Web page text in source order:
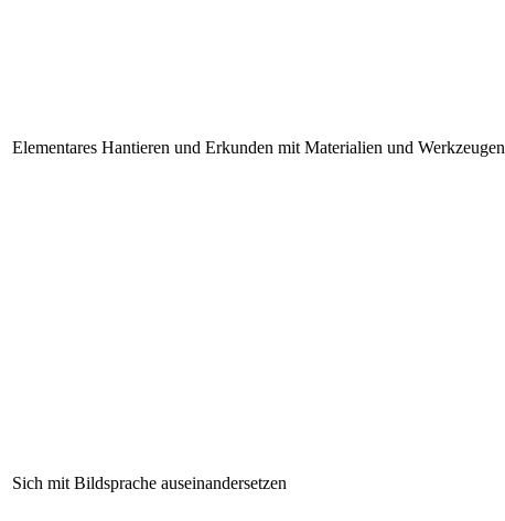
Elementares Hantieren und Erkunden mit Materialien und Werkzeugen
Sich mit Bildsprache auseinandersetzen